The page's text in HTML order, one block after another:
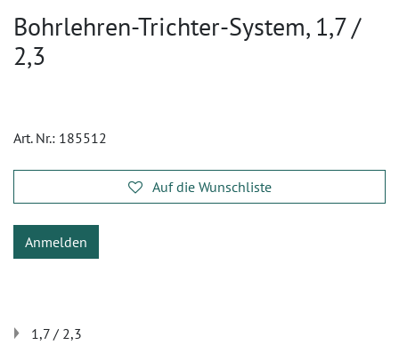
Bohrlehren-Trichter-System, 1,7 /
2,3
Art. Nr.: 185512
Auf die Wunschliste
Anmelden
1,7 / 2,3